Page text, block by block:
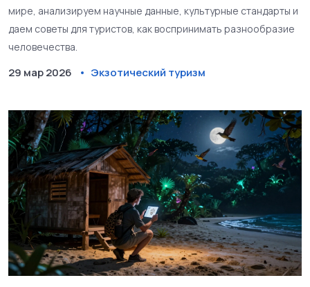
мире, анализируем научные данные, культурные стандарты и
даем советы для туристов, как воспринимать разнообразие
человечества.
29 мар 2026 Экзотический туризм